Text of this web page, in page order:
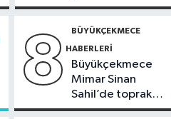
8 BÜYÜKÇEKMECE
HABERLERI
Büyükçekmece
Mimar Sinan
Sahil’de toprak
kayması